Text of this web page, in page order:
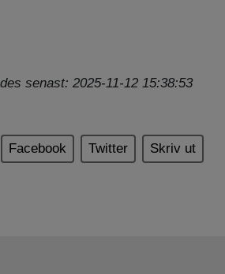
senast: 2025-11-12 15:38:53
Facebook Twitter Skriv ut